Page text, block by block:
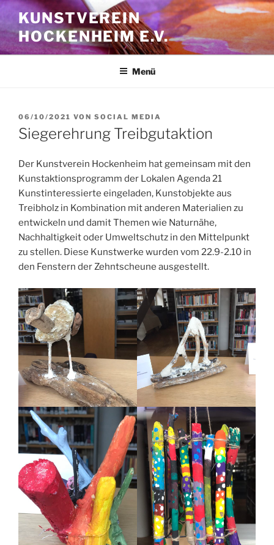
Zum
Inhalt
springen
KUNSTVEREIN
HOCKENHEIM E.V.
Menü
VERÖFFENTLICHT
AM
06/10/2021 VON SOCIAL MEDIA
Siegerehrung Treibgutaktion
Der Kunstverein Hockenheim hat gemeinsam mit den
Kunstaktionsprogramm der Lokalen Agenda 21
Kunstinteressierte eingeladen, Kunstobjekte aus
Treibholz in Kombination mit anderen Materialien zu
entwickeln und damit Themen wie Naturnähe,
Nachhaltigkeit oder Umweltschutz in den Mittelpunkt
zu stellen. Diese Kunstwerke wurden vom 22.9-2.10 in
den Fenstern der Zehntscheune ausgestellt.